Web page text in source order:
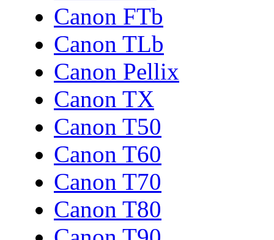
Canon FTb
Canon TLb
Canon Pellix
Canon TX
Canon T50
Canon T60
Canon T70
Canon T80